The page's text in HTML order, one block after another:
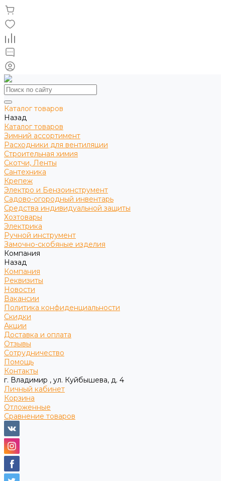
Каталог товаров
Назад
Каталог товаров
Зимний ассортимент
Расходники для вентиляции
Строительная химия
Скотчи, Ленты
Сантехника
Крепеж
Электро и Бензоинструмент
Садово-огородный инвентарь
Средства индивидуальной защиты
Хозтовары
Электрика
Ручной инструмент
Замочно-скобяные изделия
Компания
Назад
Компания
Реквизиты
Новости
Вакансии
Политика конфиденциальности
Скидки
Акции
Доставка и оплата
Отзывы
Сотрудничество
Помощь
Контакты
г. Владимир , ул. Куйбышева, д. 4
Личный кабинет
Корзина
Отложенные
Сравнение товаров